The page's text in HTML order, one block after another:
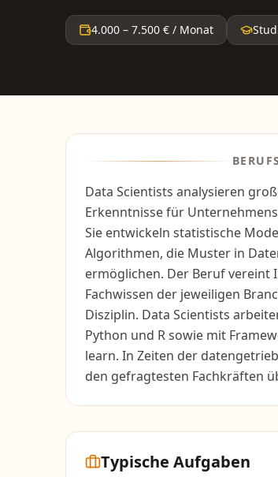
4.000 – 7.500 € / Monat
Data Scientists analysieren
Erkenntnisse für
Sie entwickeln statistische
Algorithmen, die Muster in
ermöglichen. Der Beruf
Fachwissen der jeweiligen
Disziplin. Data Scientists
Python und R sowie mit
learn. In Zeiten der
den gefragtesten Fachkräften
Typische Aufgaben